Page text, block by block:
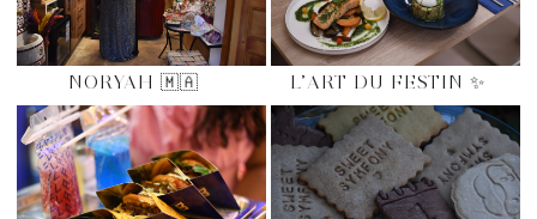
NORYAH 🇲🇦 L’ART DU FESTIN ✨